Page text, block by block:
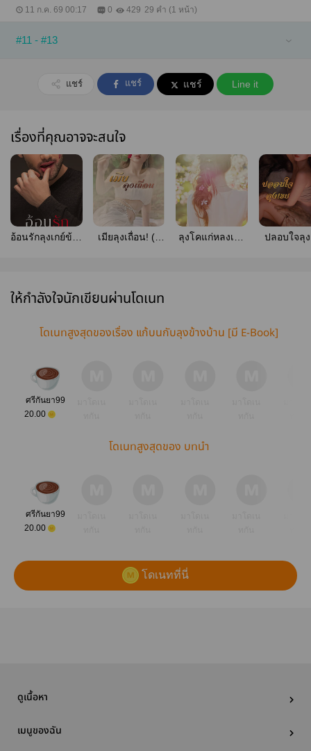
11 ก.ค. 69 00:17 0 429 29 คำ (1 หน้า)
#11 - #13
แชร์ แชร์ แชร์ Line it
เรื่องที่คุณอาจจะสนใจ
อ้อนรักลุงเกย์ข้าง
เมียลุงเถื่อน! (มี
ลุงโคแก่หลงเมีย
ปลอบใจลุ
ให้กำลังใจนักเขียนผ่านโดเนท
โดเนทสูงสุดของเรื่อง แก้บนกับลุงข้างบ้าน [มี E-Book]
ศรีกันยา99
20.00
โดเนทสูงสุดของ บทนำ
ศรีกันยา99
20.00
โดเนทที่นี่
ดูเนื้อหา
เมนูของฉัน